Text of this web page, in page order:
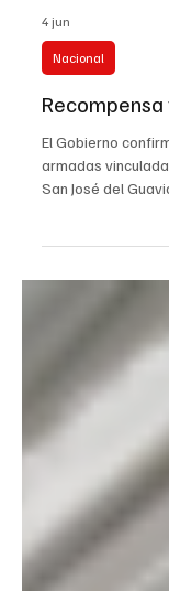
4 jun
Nacional
El Gobierno
organizaciones
seguridad y la
menor de edad
cr!min@l,